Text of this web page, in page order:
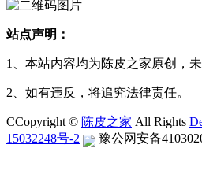
站点声明：
1、本站内容均为陈皮之家原创，
2、如有违反，将追究法律责任。
CCopyright © 陈皮之家 All Rights
15032248号-2
豫公网安备